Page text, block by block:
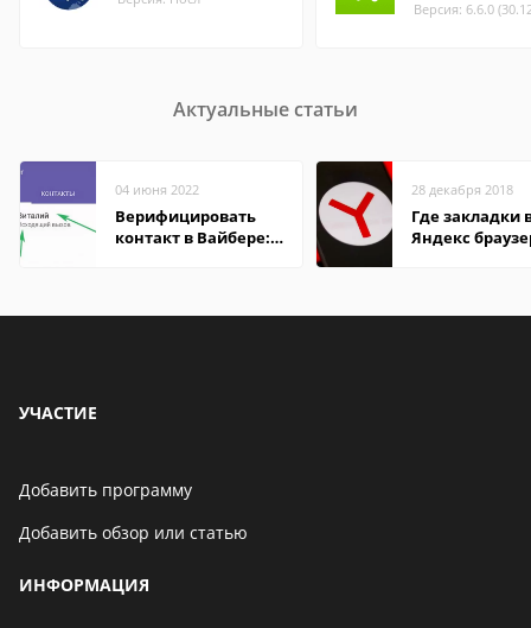
Версия: 6.6.0
Актуальные статьи
04 июня 2022
Верифицировать
контакт в Вайбере:
28 декабря 2018
Где закладки
Яндекс
УЧАСТИЕ
Добавить программу
Добавить обзор или статью
ИНФОРМАЦИЯ